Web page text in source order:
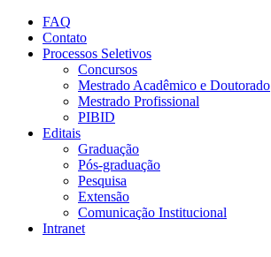
Conteúdo principal
FAQ
Contato
Processos Seletivos
Concursos
Mestrado Acadêmico e Doutorado
Mestrado Profissional
PIBID
Editais
Graduação
Pós-graduação
Pesquisa
Extensão
Comunicação Institucional
Intranet